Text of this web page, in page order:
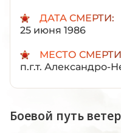
ДАТА СМЕРТИ:
25 июня 1986
МЕСТО
п.г.т. Александро-
Боевой путь